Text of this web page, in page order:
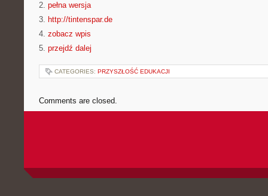
2. pełna wersja
3. http://tintenspar.de
4. zobacz wpis
5. przejdź dalej
CATEGORIES: PRZYSZŁOŚĆ EDUKACJI
Comments are closed.